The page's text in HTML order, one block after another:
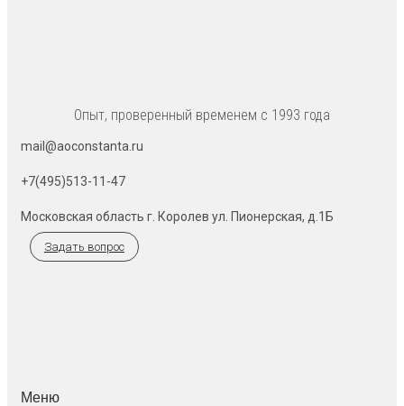
Опыт, проверенный временем с 1993 года
mail@aoconstanta.ru
+7(495)513-11-47
Московская область г. Королев ул. Пионерская, д.1Б
Задать вопрос
Меню